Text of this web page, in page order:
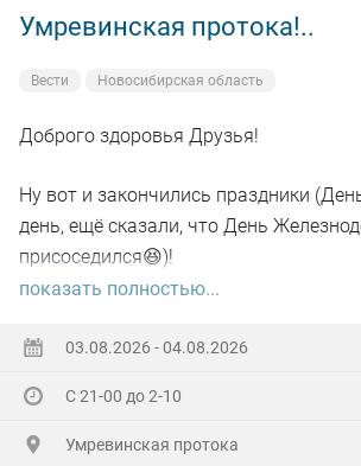
Умревинская протока!..
Вести Новосибирская область
Доброго здоровья Друзья!
Ну вот и закончились праздники
день, ещё сказали, что День
присоседился😆)!
Гостей понаехало(со всех
показать полностью...
03.08.2026 - 04.08.2026
С 21-00 до 2-10
Умревинская протока